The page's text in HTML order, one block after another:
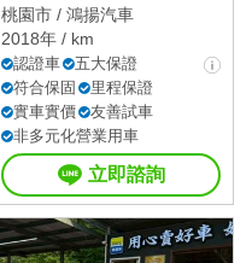
桃園市 / 鴻揚汽車
2018年 / km
認證車
五大保證
符合保固
里程保證
實車實價
友善試車
非多元化營業用車
立即諮詢